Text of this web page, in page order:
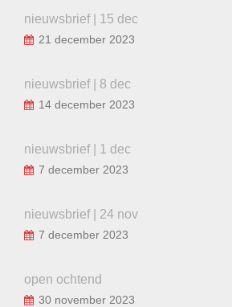
nieuwsbrief | 15 dec
21 december 2023
nieuwsbrief | 8 dec
14 december 2023
nieuwsbrief | 1 dec
7 december 2023
nieuwsbrief | 24 nov
7 december 2023
open ochtend
30 november 2023